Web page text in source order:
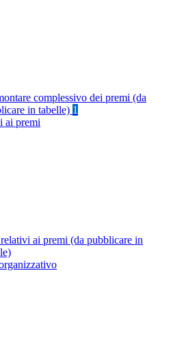
complessivo dei premi (da
in tabelle) 1
ai premi
ai premi (da pubblicare in